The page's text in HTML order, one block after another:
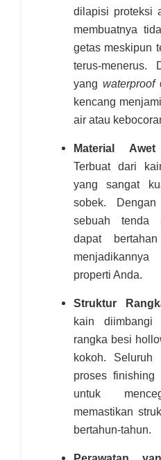
dilapisi proteksi
membuatnya
getas meskipun
terus-
yang waterproof
kencang
air atau
Material
Terbuat dari
yang sangat
sobek.
sebuah tenda
dapat
properti Anda.
Struktur
kain diimbangi
rangka besi
kokoh. Seluruh
proses finishing
untuk
memastikan
bertahun-tahun.